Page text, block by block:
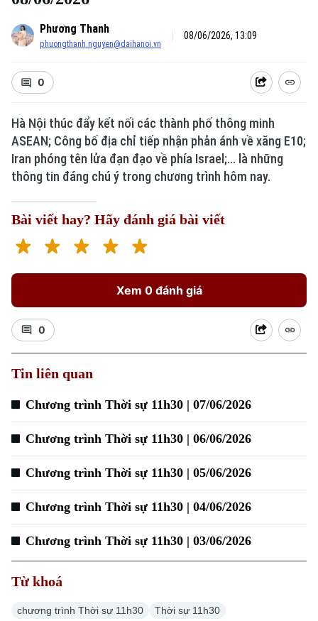
Xu hướng
Phương Thanh
phuongthanh.nguyen@daihanoi.vn
08/06/2026, 13:09
0
Hà Nội thúc đẩy kết nối các thành phố thông minh
ASEAN; Công bố địa chỉ tiếp nhận phản ánh về xăng E10;
Iran phóng tên lửa đạn đạo về phía Israel;... là những
thông tin đáng chú ý trong chương trình hôm nay.
Bài viết hay? Hãy đánh giá bài viết
Xem 0 đánh giá
0
Tin liên quan
Chương trình Thời sự 11h30 | 07/06/2026
Chương trình Thời sự 11h30 | 06/06/2026
Chương trình Thời sự 11h30 | 05/06/2026
Chương trình Thời sự 11h30 | 04/06/2026
Chương trình Thời sự 11h30 | 03/06/2026
Từ khoá
chương trình Thời sự 11h30 Thời sự 11h30